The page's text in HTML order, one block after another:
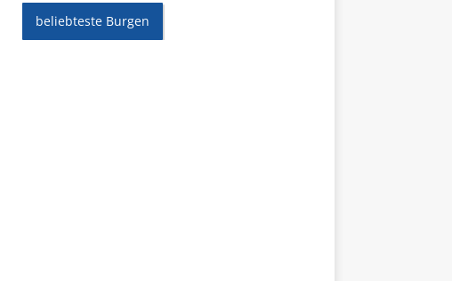
beliebteste Burgen